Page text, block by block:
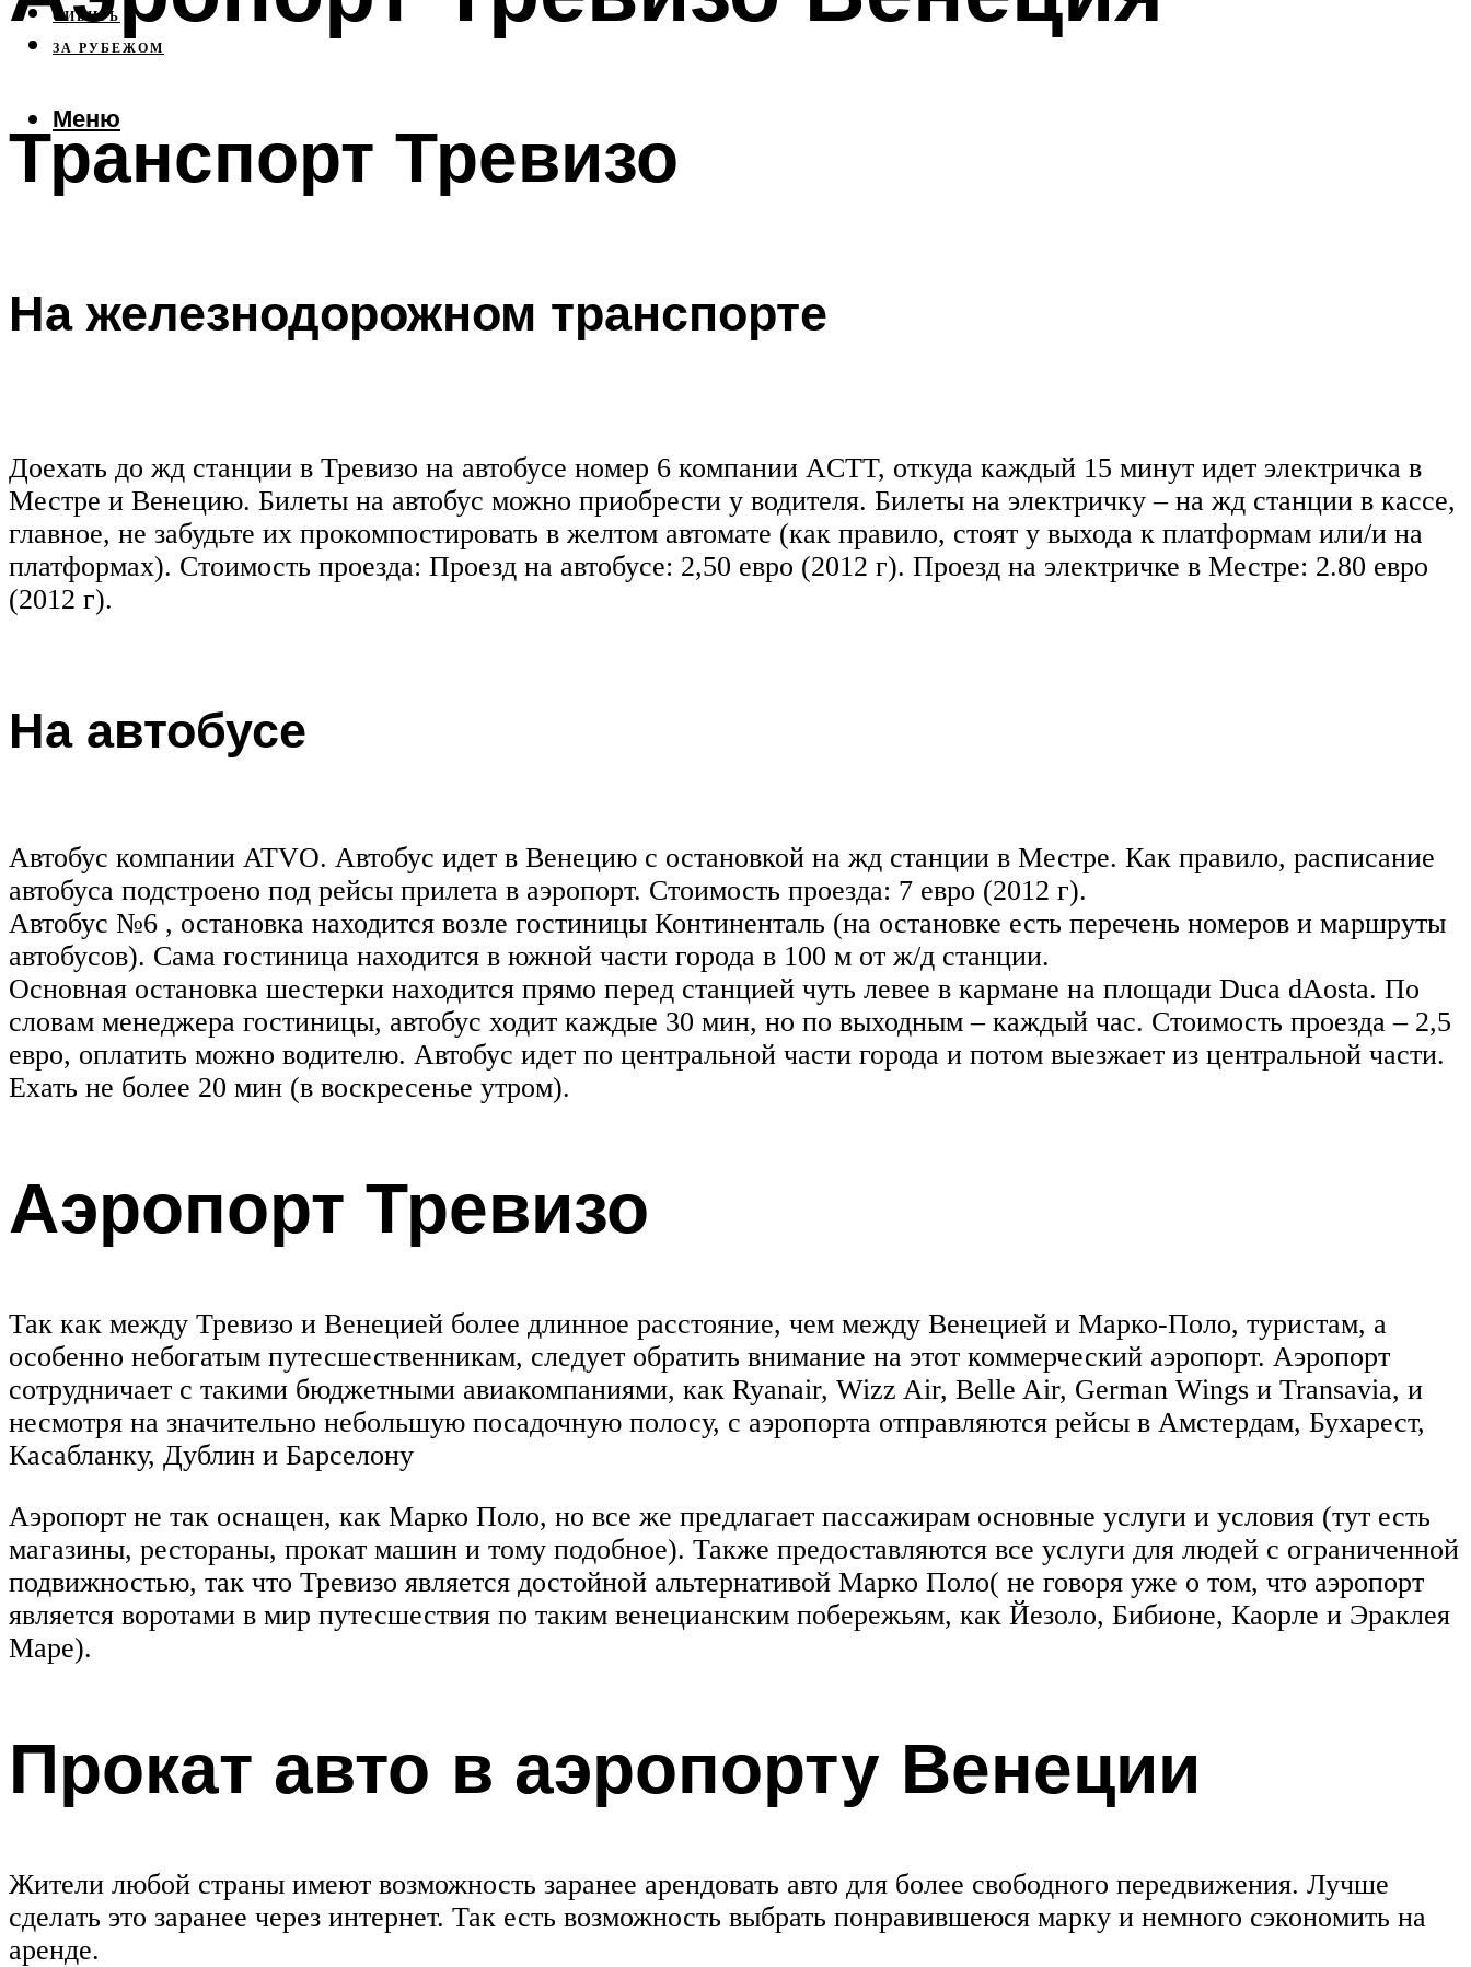
СИБИРЬ
ЗА РУБЕЖОМ
Меню
Транспорт Тревизо
На железнодорожном транспорте
Доехать до жд станции в Тревизо на автобусе номер 6 компании ACTT, откуда каждый 15 минут идет электричка в
Местре и Венецию. Билеты на автобус можно приобрести у водителя. Билеты на электричку – на жд станции в кассе,
главное, не забудьте их прокомпостировать в желтом автомате (как правило, стоят у выхода к платформам или/и на
платформах). Стоимость проезда: Проезд на автобусе: 2,50 евро (2012 г). Проезд на электричке в Местре: 2.80 евро
(2012 г).
На автобусе
Автобус компании ATVO. Автобус идет в Венецию с остановкой на жд станции в Местре. Как правило, расписание
автобуса подстроено под рейсы прилета в аэропорт. Стоимость проезда: 7 евро (2012 г).
Автобус №6 , остановка находится возле гостиницы Континенталь (на остановке есть перечень номеров и маршруты
автобусов). Сама гостиница находится в южной части города в 100 м от ж/д станции.
Основная остановка шестерки находится прямо перед станцией чуть левее в кармане на площади Duca dAosta. По
словам менеджера гостиницы, автобус ходит каждые 30 мин, но по выходным – каждый час. Стоимость проезда – 2,5
евро, оплатить можно водителю. Автобус идет по центральной части города и потом выезжает из центральной части.
Ехать не более 20 мин (в воскресенье утром).
Аэропорт Тревизо
Так как между Тревизо и Венецией более длинное расстояние, чем между Венецией и Марко-Поло, туристам, а
особенно небогатым путесшественникам, следует обратить внимание на этот коммерческий аэропорт. Аэропорт
сотрудничает с такими бюджетными авиакомпаниями, как Ryanair, Wizz Air, Belle Air, German Wings и Transavia, и
несмотря на значительно небольшую посадочную полосу, с аэропорта отправляются рейсы в Амстердам, Бухарест,
Касабланку, Дублин и Барселону
Аэропорт не так оснащен, как Марко Поло, но все же предлагает пассажирам основные услуги и условия (тут есть
магазины, рестораны, прокат машин и тому подобное). Также предоставляются все услуги для людей с ограниченной
подвижностью, так что Тревизо является достойной альтернативой Марко Поло( не говоря уже о том, что аэропорт
является воротами в мир путесшествия по таким венецианским побережьям, как Йезоло, Бибионе, Каорле и Эраклея
Маре).
Прокат авто в аэропорту Венеции
Жители любой страны имеют возможность заранее арендовать авто для более свободного передвижения. Лучше
сделать это заранее через интернет. Так есть возможность выбрать понравившеюся марку и немного сэкономить на
аренде.